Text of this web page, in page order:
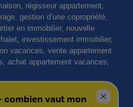
régisseur appartement,
gestion d’une copropriété,
en immobilier, nouvelle
investissement immobilier,
vacances, vente appartement
achat appartement vacances,